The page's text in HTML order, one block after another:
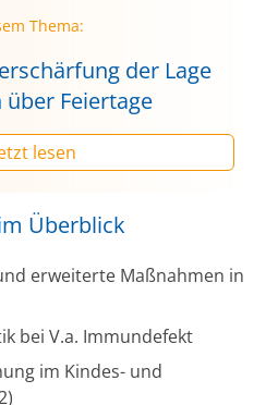
Thema:
der Lage
Feiertage
lesen
Überblick
erweiterte Maßnahmen in
bei V.a. Immundefekt
im Kindes- und